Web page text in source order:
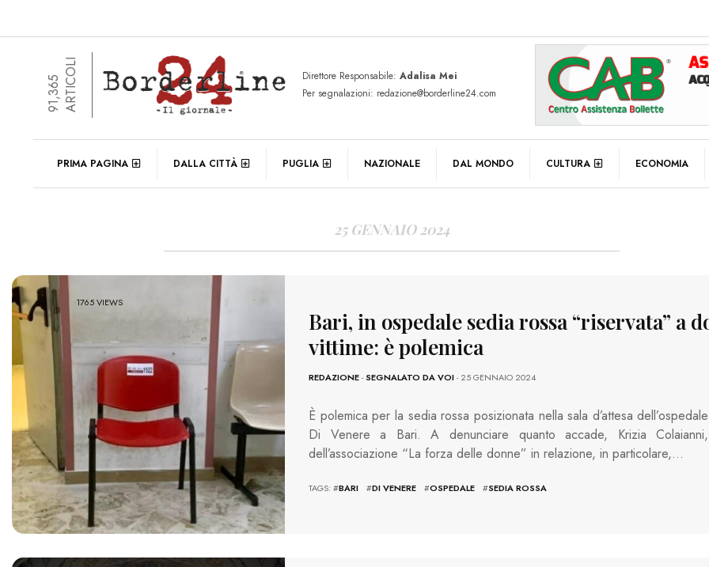
91,365ARTICOLI Direttore Responsabile: Adalisa Mei
Per segnalazioni: redazione@borderline24.com
PRIMA PAGINA DALLA CITTÀ PUGLIA NAZIONALE DAL MONDO CULTURA ECONOMIA
DAILY ARCHIVES
25 GENNAIO 2024
1765 VIEWS
Bari, in ospedale sedia rossa “riservata” a
vittime: è polemica
REDAZIONE-SEGNALATO DA VOI- 25 GENNAIO 2024
È polemica per la sedia rossa posizionata nella sala d’attesa dell’ospedale
Di Venere a Bari. A denunciare quanto accade, Krizia Colaianni,
dell’associazione “La forza delle donne” in relazione, in particolare,…
TAGS: #BARI #DI VENERE #OSPEDALE #SEDIA ROSSA